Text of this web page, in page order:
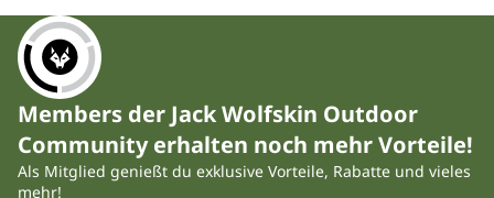
Members der Jack Wolfskin Outdoor
Community erhalten noch mehr Vorteile!
Als Mitglied genießt du exklusive Vorteile, Rabatte und vieles
mehr!